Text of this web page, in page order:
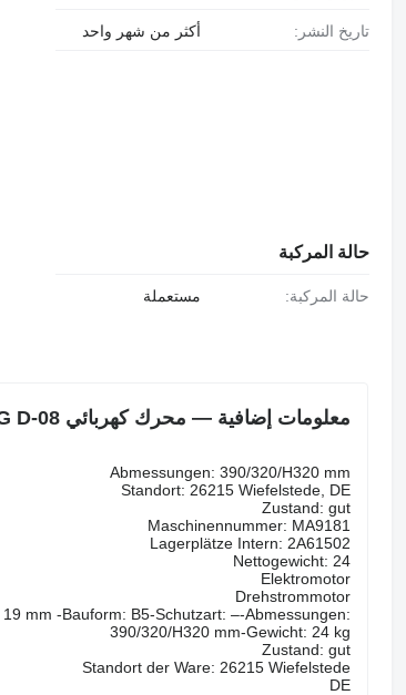
تاريخ النشر: أكثر من شهر واحد
حالة المركبة
حالة المركبة: مستعملة
معلومات إضافية — محرك كهربائي AEG D-08 لـ المعدات الصناعية
Abmessungen: 390/320/H320 mm
Standort: 26215 Wiefelstede, DE
Zustand: gut
Maschinennummer: MA9181
Lagerplätze Intern: 2A61502
Nettogewicht: 24
Elektromotor
Drehstrommotor
mm -Bauform: B5-Schutzart: –-Abmessungen:
390/320/H320 mm-Gewicht: 24 kg
Zustand: gut
Standort der Ware: 26215 Wiefelstede
DE